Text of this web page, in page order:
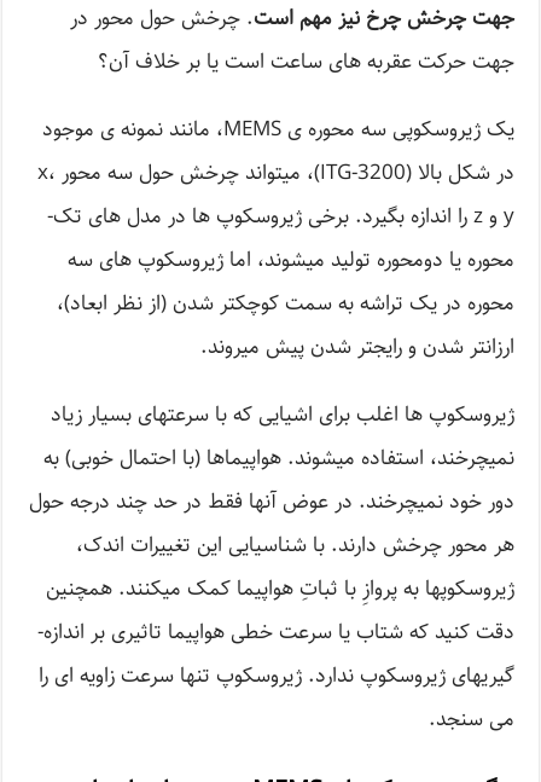
جهت چرخش چرخ نیز مهم است. چرخش حول محور در
جهت حرکت عقربه­ های ساعت است یا بر خلاف آن؟
یک ژیروسکوپی سه محوره ­ی MEMS، مانند نمونه­ ی موجود
در شکل بالا (ITG-3200)، می­تواند چرخش حول سه محور x،
y و z را اندازه بگیرد. برخی ژیروسکوپ ها در مدل­ های تک­
محوره یا دو­محوره تولید می­شوند، اما ژیروسکوپ های سه
محوره در یک تراشه به سمت کوچک­تر شدن (از نظر ابعاد)،
ارزان­تر شدن و رایج­تر شدن پیش می­روند.
ژیروسکوپ ها اغلب برای اشیایی که با سرعت­های بسیار زیاد
نمی­چرخند، استفاده می­شوند. هواپیماها (با احتمال خوبی) به
دور خود نمی­چرخند. در عوض آن­ها فقط در حد چند درجه حول
هر محور چرخش دارند. با شناسیایی این تغییرات اندک،
ژیروسکوپها به پروازِ با ثباتِ هواپیما کمک می­کنند. همچنین
دقت کنید که شتاب یا سرعت خطی هواپیما تاثیری بر اندازه­
گیری­های ژیروسکوپ ندارد. ژیروسکوپ تنها سرعت زاویه ­ای را
می­ سنجد.